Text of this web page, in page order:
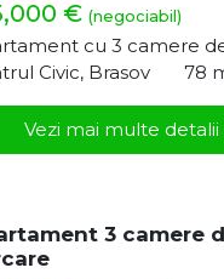
€ (negociabil)
cu 3 camere
Civic, Brasov
78
Vezi mai multe detalii
3 camere